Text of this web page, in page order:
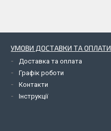
УМОВИ ДОСТАВКИ ТА ОПЛАТИ
Доставка та оплата
Графік роботи
Контакти
Інструкції